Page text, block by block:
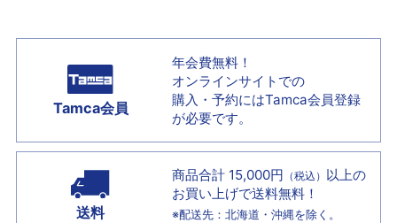
Tamca会員
年会費無料！
オンラインサイトでの
購入・予約にはTamca会員登録
が必要です。
送料
商品合計 15,000円 （税込） 以上の
お買い上げで送料無料！
※配送先：北海道・沖縄を除く。